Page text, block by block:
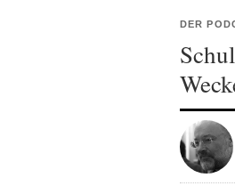
DER